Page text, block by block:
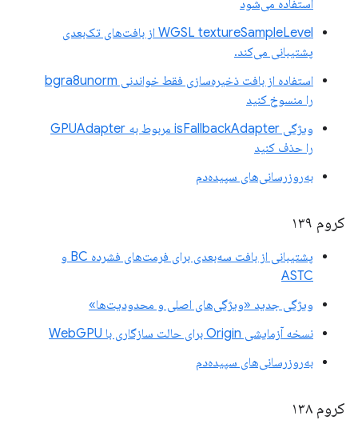
استفاده می‌شود
WGSL textureSampleLevel از بافت‌های تک‌بعدی
پشتیبانی می‌کند.
استفاده از بافت ذخیره‌سازی فقط خواندنی bgra8unorm
را منسوخ کنید
ویژگی isFallbackAdapter مربوط به GPUAdapter
را حذف کنید
به‌روزرسانی‌های سپیده‌دم
کروم ۱۳۹
پشتیبانی از بافت سه‌بعدی برای فرمت‌های فشرده BC و
ASTC
ویژگی جدید «ویژگی‌های اصلی و محدودیت‌ها»
نسخه آزمایشی Origin برای حالت سازگاری با WebGPU
به‌روزرسانی‌های سپیده‌دم
کروم ۱۳۸